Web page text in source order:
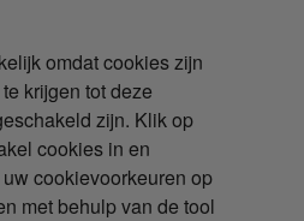
omdat cookies zijn
krijgen tot deze
zijn. Klik op
cookies in en
cookievoorkeuren op
met behulp van de tool